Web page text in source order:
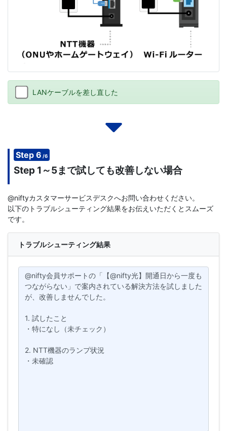
LANケーブルを差し直した
Step 6 /6
Step 1～5まで試しても改善しない場合
@niftyカスタマーサービスデスクへお問い合わせください。
以下のトラブルシューティング結果をお伝えいただくとスムーズ
です。
トラブルシューティング結果